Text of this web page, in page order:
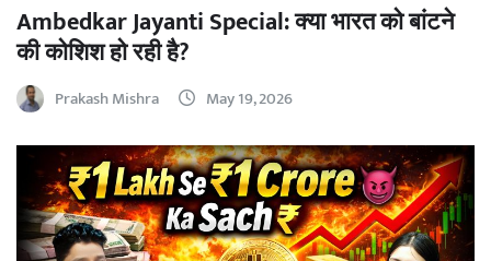
Ambedkar Jayanti Special: क्या भारत को बांटने
की कोशिश हो रही है?
Prakash Mishra May 19, 2026